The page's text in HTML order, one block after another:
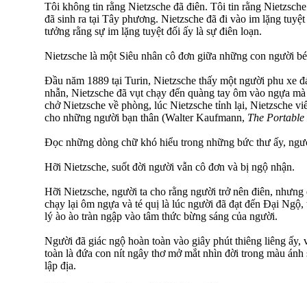
Tôi không tin rằng Nietzsche đã điên. Tôi tin rằng
đã sinh ra tại Tây phương. Nietzsche đã đi vào im lặng
tưởng rằng sự im lặng tuyệt đối ấy là sự điên loạn.
Nietzsche là một Siêu nhân cô đơn giữa những con người
Đầu năm 1889 tại Turin, Nietzsche thấy một người phu xe
nhẫn, Nietzsche đã vụt chạy đến quàng tay ôm vào ngựa
chở Nietzsche về phòng, lúc Nietzsche tỉnh lại, Nietzsche
cho những người bạn thân (Walter Kaufmann, The Portable
Đọc những dòng chữ khó hiểu trong những bức thư ấy,
Hỡi Nietzsche, suốt đời người vẫn cô đơn và bị ngộ nhận.
Hỡi Nietzsche, người ta cho rằng người trở nên điên,
chạy lại ôm ngựa và té quị là lúc người đã đạt đến Đại Ngộ,
lý ào ào tràn ngập vào tâm thức bừng sáng của người.
Người đã giác ngộ hoàn toàn vào giây phút thiêng liêng ấy,
toàn là đứa con nít ngây thơ mở mắt nhìn đời trong màu
lập địa.